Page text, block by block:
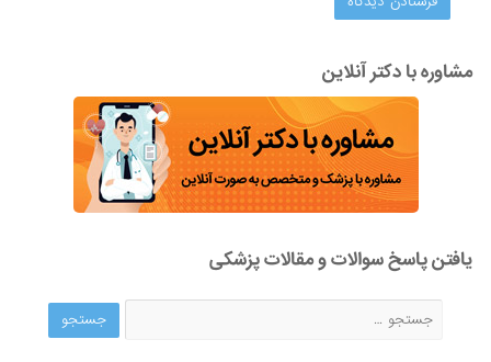
مشاوره با دکتر آنلاین
یافتن پاسخ سوالات و مقالات پزشکی